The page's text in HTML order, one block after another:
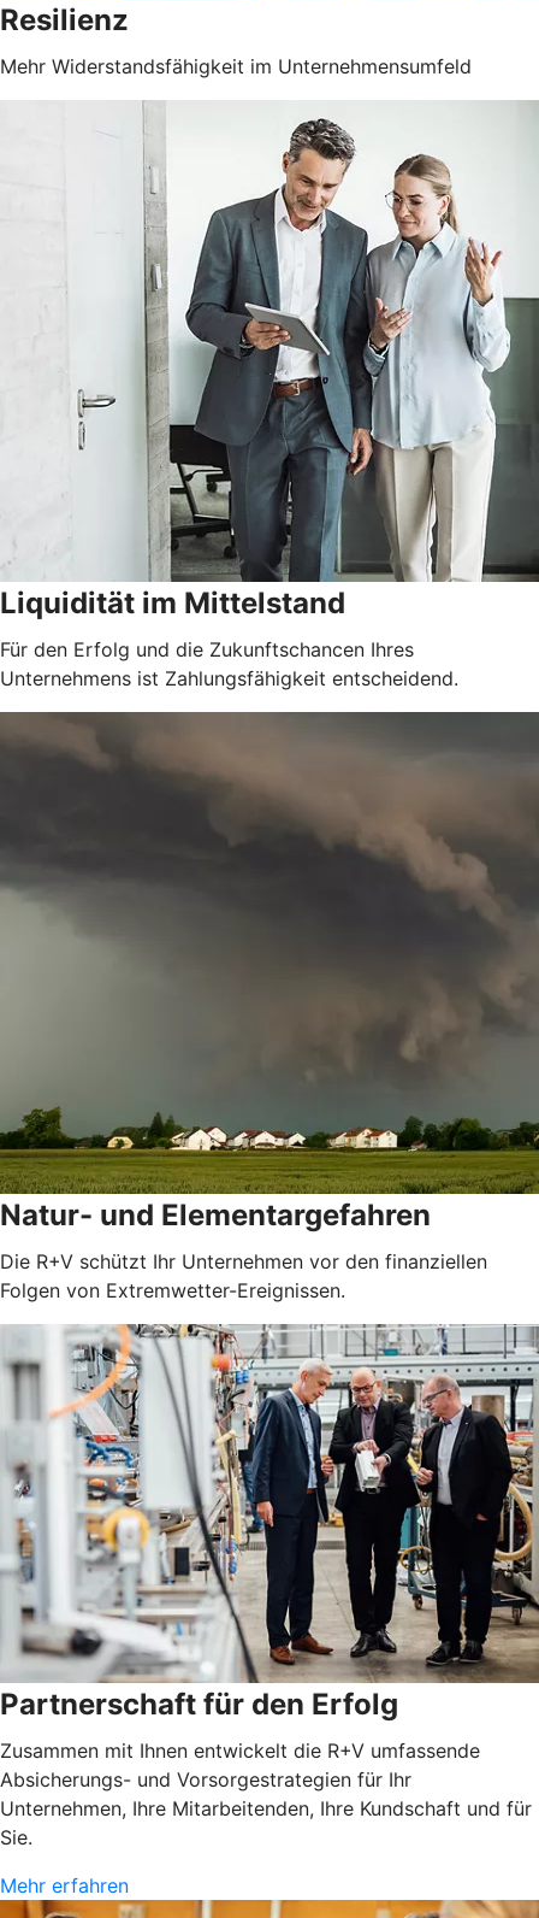
Resilienz
Mehr Widerstandsfähigkeit im Unternehmensumfeld
Liquidität im Mittelstand
Für den Erfolg und die Zukunftschancen Ihres
Unternehmens ist Zahlungsfähigkeit entscheidend.
Natur- und Elementargefahren
Die R+V schützt Ihr Unternehmen vor den finanziellen
Folgen von Extremwetter-Ereignissen.
Partnerschaft für den Erfolg
Zusammen mit Ihnen entwickelt die R+V umfassende
Absicherungs- und Vorsorgestrategien für Ihr
Unternehmen, Ihre Mitarbeitenden, Ihre Kundschaft und für
Sie.
Mehr erfahren